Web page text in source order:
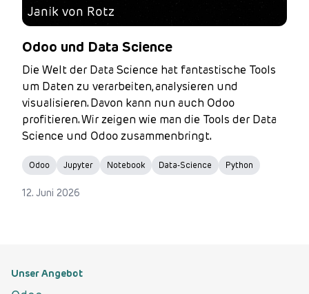
Janik von Rotz
Odoo und Data Science
Die Welt der Data Science hat fantastische Tools
um Daten zu verarbeiten, analysieren und
visualisieren. Davon kann nun auch Odoo
profitieren. Wir zeigen wie man die Tools der Data
Science und Odoo zusammenbringt.
Odoo Jupyter Notebook Data-Science Python
12. Juni 2026
Unser Angebot